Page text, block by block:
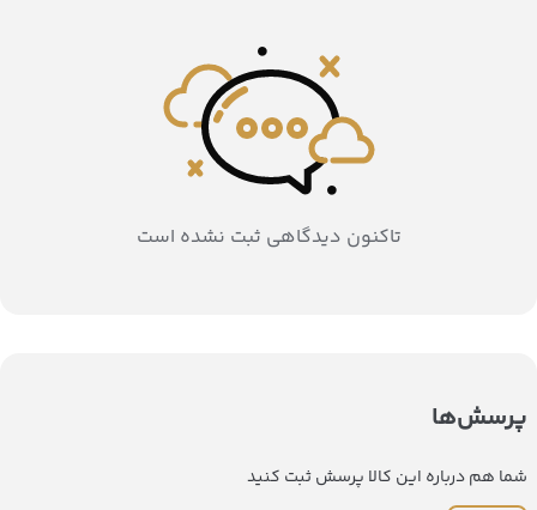
تاکنون دیدگاهی ثبت نشده است
پرسش‌ها
شما هم درباره این کالا پرسش ثبت کنید